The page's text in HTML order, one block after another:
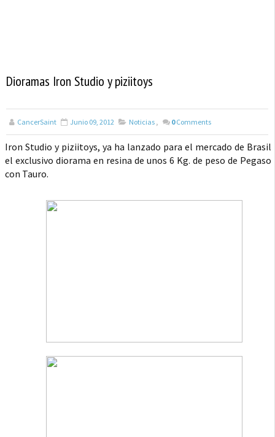
Dioramas Iron Studio y piziitoys
CancerSaint Junio 09, 2012 Noticias , 0 Comments
Iron Studio y piziitoys, ya ha lanzado para el mercado de Brasil
el exclusivo diorama en resina de unos 6 Kg. de peso de Pegaso
con Tauro.